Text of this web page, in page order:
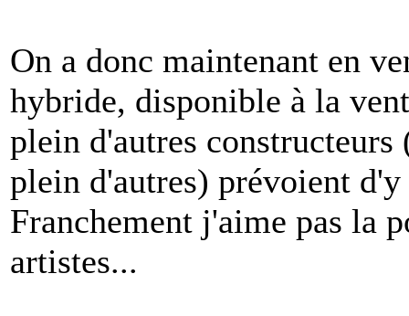
On a donc maintenant en
hybride, disponible à la
plein d'autres
plein d'autres) prévoient
Franchement j'aime pas la
artistes...